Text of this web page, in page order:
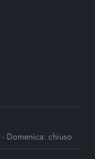
- Domenica: chiuso